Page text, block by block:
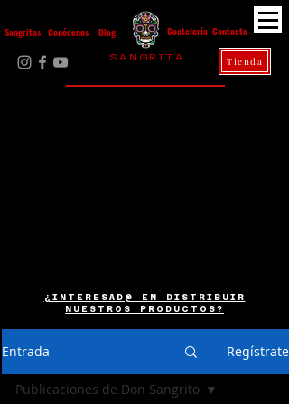
Sangritas Conócenos Contacto
Blog Coctelería
Tienda
S A N G R I T A
¿INTERESAD@ EN DISTRIBUIR
NUESTROS PRODUCTOS?
Entrada Regístrate
Publicaciones de Don Sangrito